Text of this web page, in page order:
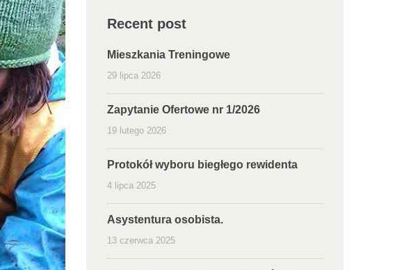
Recent post
Mieszkania Treningowe
29 lipca 2026
Zapytanie Ofertowe nr 1/2026
19 lutego 2026
Protokół wyboru biegłego rewidenta
4 lipca 2025
Asystentura osobista.
13 czerwca 2025